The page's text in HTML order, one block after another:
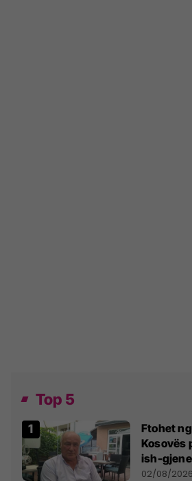
Top 5
Ftohet
Kosovës
ish-
dikush e
02/08/2026